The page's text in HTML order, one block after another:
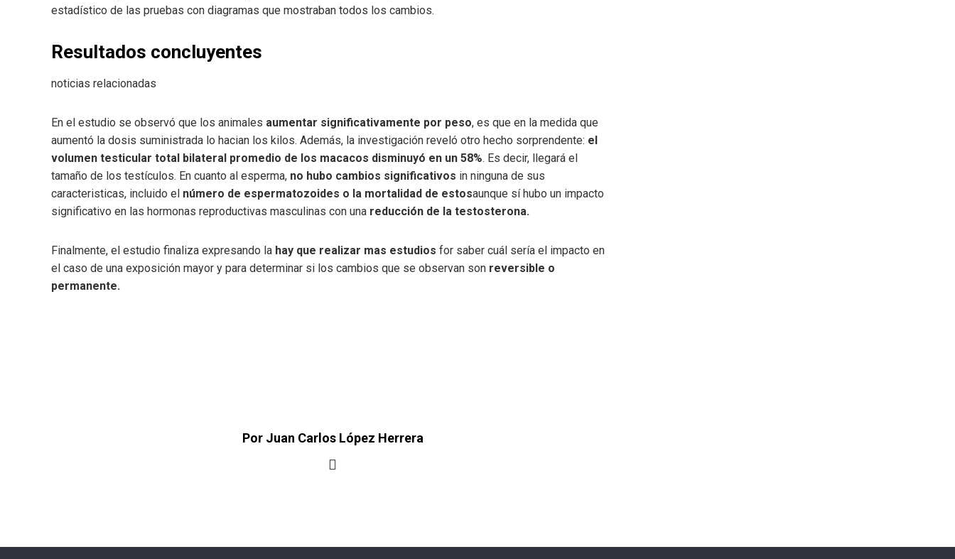
estadístico de las pruebas con diagramas que mostraban todos los cambios.
Resultados concluyentes
noticias relacionadas
En el estudio se observó que los animales aumentar significativamente por peso, es que en la medida que
aumentó la dosis suministrada lo hacian los kilos. Además, la investigación reveló otro hecho sorprendente: el
volumen testicular total bilateral promedio de los macacos disminuyó en un 58%. Es decir, llegará el
tamaño de los testículos. En cuanto al esperma, no hubo cambios significativos in ninguna de sus
caracteristicas, incluido el número de espermatozoides o la mortalidad de estosaunque sí hubo un impacto
significativo en las hormonas reproductivas masculinas con una reducción de la testosterona.
Finalmente, el estudio finaliza expresando la hay que realizar mas estudios for saber cuál sería el impacto en
el caso de una exposición mayor y para determinar si los cambios que se observan son reversible o
permanente.
Por Juan Carlos López Herrera